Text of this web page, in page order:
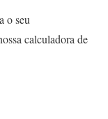
o seu
calculadora de